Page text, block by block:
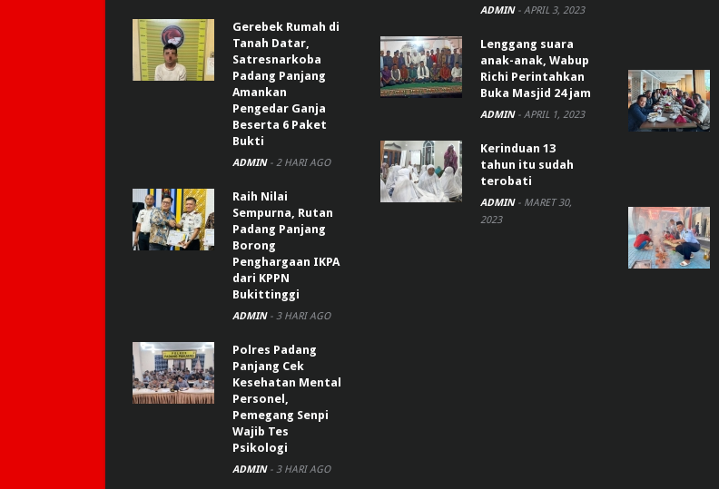
Gerebek Rumah di
Tanah Datar,
Satresnarkoba
Padang Panjang
Amankan
Pengedar Ganja
Beserta 6 Paket
Bukti
ADMIN - 2 HARI AGO
Raih Nilai
Sempurna, Rutan
Padang Panjang
Borong
Penghargaan IKPA
dari KPPN
Bukittinggi
ADMIN - 3 HARI AGO
Polres Padang
Panjang Cek
Kesehatan Mental
Personel,
Pemegang Senpi
Wajib Tes
Psikologi
ADMIN - 3 HARI AGO
ADMIN - APRIL 3, 2023
Lenggang suara
anak-anak, Wabup
Richi Perintahkan
Buka Masjid 24 jam
ADMIN - APRIL 1, 2023
Kerinduan 13
tahun itu sudah
terobati
ADMIN - MARET 30,
2023